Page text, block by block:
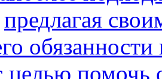
предлагая
целью